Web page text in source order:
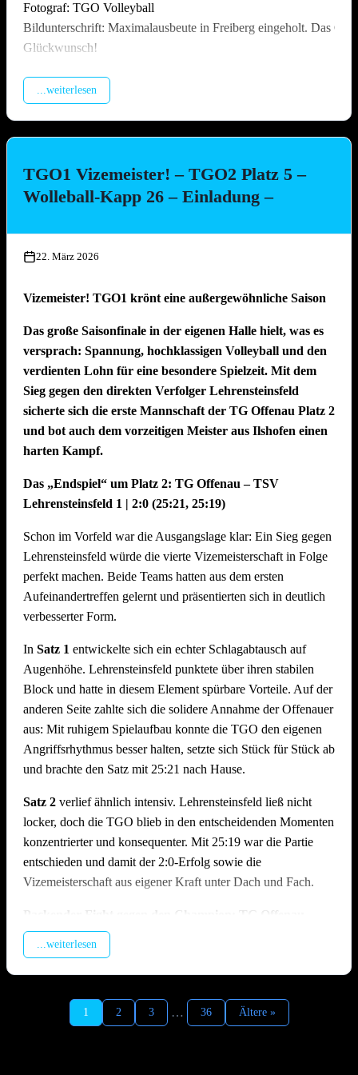
Fotograf: TGO Volleyball
Bildunterschrift: Maximalausbeute in Freiberg eingeholt. Das
Glückwunsch!
...weiterlesen
TGO1 Vizemeister! – TGO2 Platz 5 –
Wolleball-Kapp 26 – Einladung –
22. März 2026
Vizemeister! TGO1 krönt eine außergewöhnliche Saison
Das große Saisonfinale in der eigenen Halle hielt, was es
versprach: Spannung, hochklassigen Volleyball und den
verdienten Lohn für eine besondere Spielzeit. Mit dem
Sieg gegen den direkten Verfolger Lehrensteinsfeld
sicherte sich die erste Mannschaft der TG Offenau Platz 2
und bot auch dem vorzeitigen Meister aus Ilshofen einen
harten Kampf.
Das „Endspiel“ um Platz 2: TG Offenau – TSV
Lehrensteinsfeld 1 | 2:0 (25:21, 25:19)
Schon im Vorfeld war die Ausgangslage klar: Ein Sieg gegen
Lehrensteinsfeld würde die vierte Vizemeisterschaft in Folge
perfekt machen. Beide Teams hatten aus dem ersten
Aufeinandertreffen gelernt und präsentierten sich in deutlich
verbesserter Form.
In Satz 1 entwickelte sich ein echter Schlagabtausch auf
Augenhöhe. Lehrensteinsfeld punktete über ihren stabilen
Block und hatte in diesem Element spürbare Vorteile. Auf der
anderen Seite zahlte sich die solidere Annahme der Offenauer
aus: Mit ruhigem Spielaufbau konnte die TGO den eigenen
Angriffsrhythmus besser halten, setzte sich Stück für Stück ab
und brachte den Satz mit 25:21 nach Hause.
Satz 2 verlief ähnlich intensiv. Lehrensteinsfeld ließ nicht
locker, doch die TGO blieb in den entscheidenden Momenten
konzentrierter und konsequenter. Mit 25:19 war die Partie
entschieden und damit der 2:0-Erfolg sowie die
Vizemeisterschaft aus eigener Kraft unter Dach und Fach.
Packender Fight gegen den Champion: TG Offenau –
TSV Ilshofen | 1:2 (19:25, 25:23, 18:25)
Satz 1 geriet die TGO früh in Rückstand, da der enorme
Aufschlagsdruck der Gäste den Spielaufbau erschwerte und
...weiterlesen
1 2 3 … 36 Ältere »